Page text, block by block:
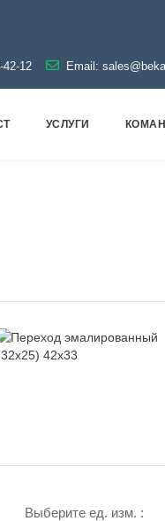
42-12 Email:
УСЛУГИ
Выберите ед. изм. :